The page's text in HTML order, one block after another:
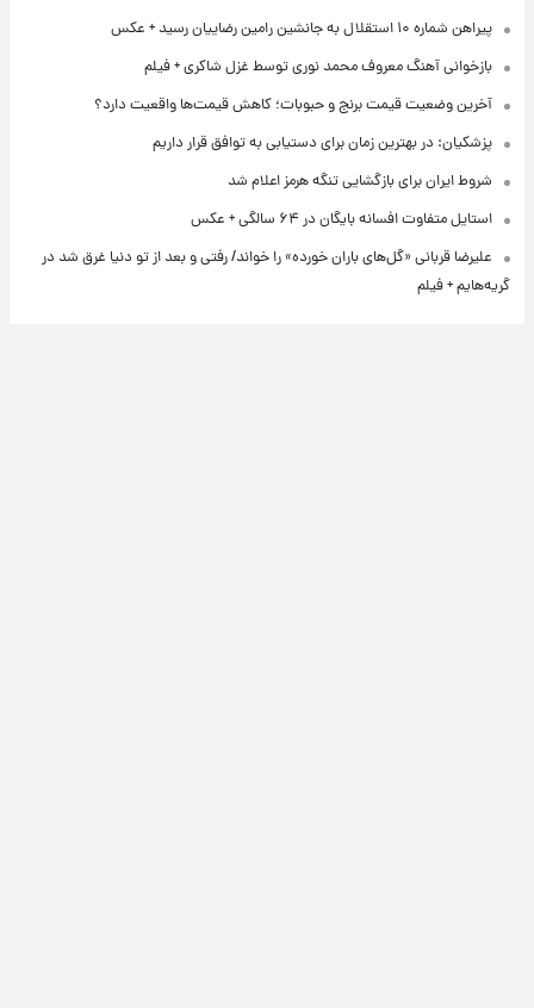
پیراهن شماره ۱۰ استقلال به جانشین رامین رضاییان رسید + عکس
بازخوانی آهنگ معروف محمد نوری توسط غزل شاکری + فیلم
آخرین وضعیت قیمت برنج و حبوبات؛ کاهش قیمت‌ها واقعیت دارد؟
پزشکیان: در بهترین زمان برای دستیابی به توافق قرار داریم
شروط ایران برای بازگشایی تنگه هرمز اعلام شد
استایل متفاوت افسانه بایگان در ۶۴ سالگی + عکس
علیرضا قربانی «گل‌های باران خورده» را خواند/ رفتی و بعد از تو دنیا غرق شد در
گریه‌هایم + فیلم